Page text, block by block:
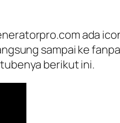
ada
sampai ke
berikut ini.